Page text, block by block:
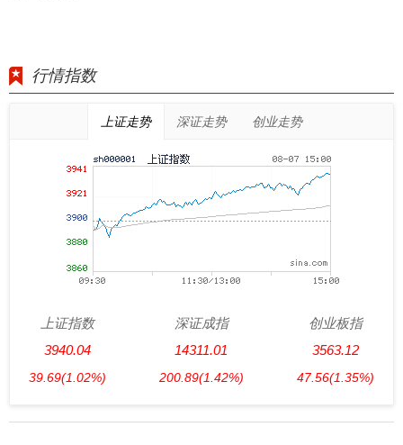
行情指数
上证走势 深证走势 创业走势
上证指数
3940.04
39.69(1.02%)
深证成指
14311.01
200.89(1.42%)
创业板指
3563.12
47.56(1.35%)